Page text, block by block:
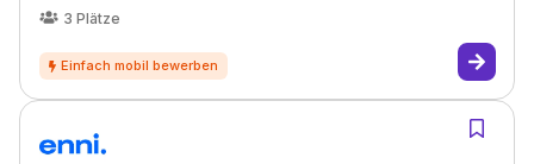
3 Plätze